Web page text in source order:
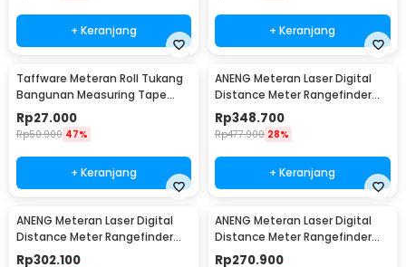
+ Keranjang + Keranjang
Taffware Meteran Roll Tukang
Bangunan Measuring Tape
Auto Lock 10M - SAL99
Rp27.000
Rp50.900 47%
+ Keranjang
ANENG Meteran Laser Digital
Distance Meter Rangefinder
High Precision 120M-K120
Rp348.700
Rp477.900 28%
+ Keranjang
ANENG Meteran Laser Digital
Distance Meter Rangefinder
High Precision 100M-K100
Rp302.100
ANENG Meteran Laser Digital
Distance Meter Rangefinder
High Precision 70M-K70
Rp270.900